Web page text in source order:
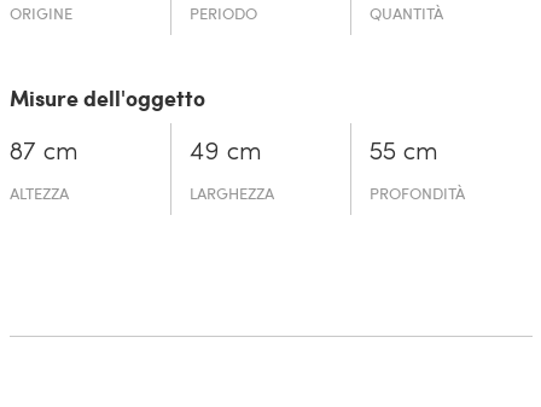
ORIGINE PERIODO QUANTITÀ
Misure dell'oggetto
87 cm
ALTEZZA
49 cm
LARGHEZZA
55 cm
PROFONDITÀ